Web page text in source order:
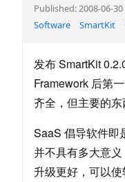
Published: 2008-06-30
Software
SmartKit
发布 SmartKit
Framework 后第
齐全，但主要的东
SaaS 倡导软件即
并不具有多大意
升级更好，可以